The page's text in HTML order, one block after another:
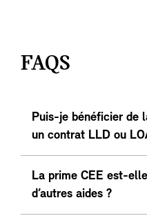
FAQS
Puis-je bénéficier de
un contrat LLD ou
La prime CEE est-
d’autres aides ?